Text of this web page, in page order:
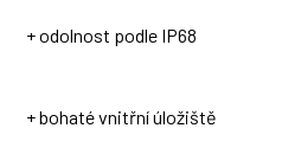
+ odolnost podle IP68
+ bohaté vnitřní úložiště